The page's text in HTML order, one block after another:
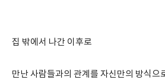
집 밖에서 나간 이후로
만난 사람들과의 관계를 자신만의 방식으